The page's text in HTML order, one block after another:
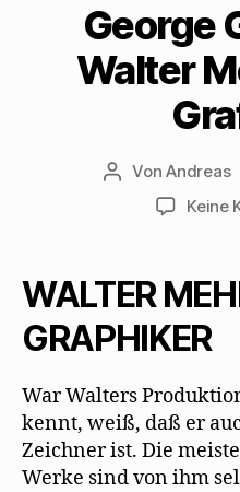
George
Walter
Beitragsautor
VonAndreas
Keine
WALTER
GRAPHIKER
War Walters
kennt, weiß, daß er
Zeichner ist. Die
Werke sind von ihm